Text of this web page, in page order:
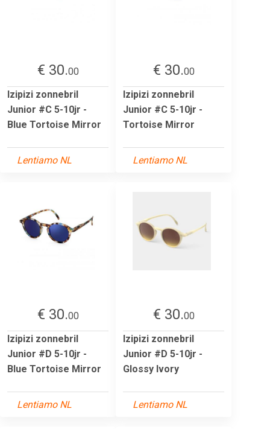
€ 30.00
Izipizi zonnebril
Junior #C 5-10jr -
Blue Tortoise Mirror
Lentiamo NL
€ 30.00
Izipizi zonnebril
Junior #C 5-10jr -
Tortoise Mirror
Lentiamo NL
€ 30.00
Izipizi zonnebril
Junior #D 5-10jr -
Blue Tortoise Mirror
Lentiamo NL
€ 30.00
Izipizi zonnebril
Junior #D 5-10jr -
Glossy Ivory
Lentiamo NL